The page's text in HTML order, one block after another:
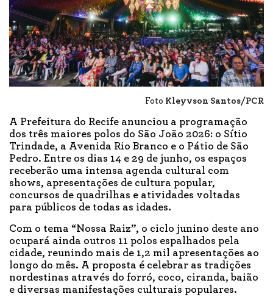
Foto Kleyvson Santos/PCR
A Prefeitura do Recife anunciou a programação
dos três maiores polos do São João 2026: o Sítio
Trindade, a Avenida Rio Branco e o Pátio de São
Pedro. Entre os dias 14 e 29 de junho, os espaços
receberão uma intensa agenda cultural com
shows, apresentações de cultura popular,
concursos de quadrilhas e atividades voltadas
para públicos de todas as idades.
Com o tema “Nossa Raiz”, o ciclo junino deste ano
ocupará ainda outros 11 polos espalhados pela
cidade, reunindo mais de 1,2 mil apresentações ao
longo do mês. A proposta é celebrar as tradições
nordestinas através do forró, coco, ciranda, baião
e diversas manifestações culturais populares.